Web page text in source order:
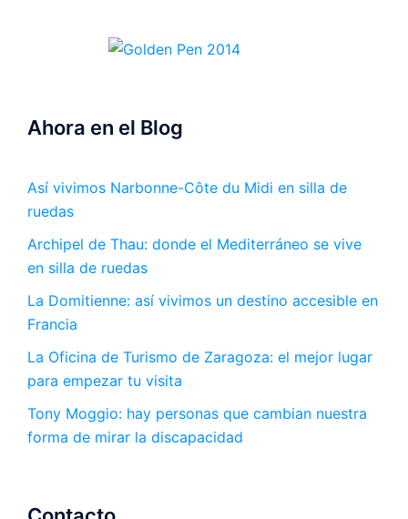
Ahora en el Blog
Así vivimos Narbonne-Côte du Midi en silla de
ruedas
Archipel de Thau: donde el Mediterráneo se vive
en silla de ruedas
La Domitienne: así vivimos un destino accesible en
Francia
La Oficina de Turismo de Zaragoza: el mejor lugar
para empezar tu visita
Tony Moggio: hay personas que cambian nuestra
forma de mirar la discapacidad